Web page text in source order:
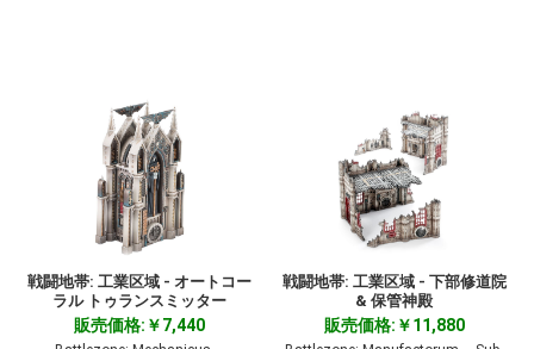
戦闘地帯: 工業区域 - オートコー
ラル トゥランスミッター
販売価格:￥7,440
戦闘地帯: 工業区域 - 下部修道院
& 保管神殿
販売価格:￥11,880